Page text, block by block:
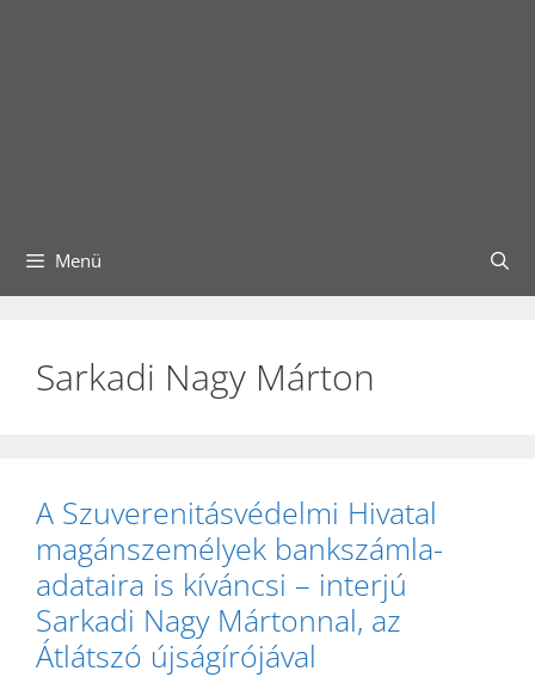
Menü
Sarkadi Nagy Márton
A Szuverenitásvédelmi Hivatal
magánszemélyek bankszámla-
adataira is kíváncsi – interjú
Sarkadi Nagy Mártonnal, az
Átlátszó újságírójával